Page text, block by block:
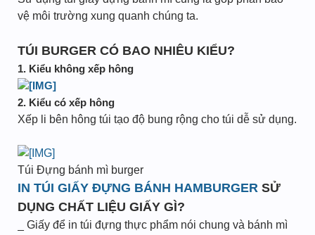
vệ môi trường xung quanh chúng ta.
TÚI BURGER CÓ BAO NHIÊU KIỂU?
1. Kiểu không xếp hông
2. Kiểu có xếp hông
Xếp li bên hông túi tạo độ bung rộng cho túi dễ sử dụng.
Túi Đựng bánh mì burger
IN TÚI GIẤY ĐỰNG BÁNH HAMBURGER SỬ
DỤNG CHẤT LIỆU GIẤY GÌ?
_ Giấy để in túi đựng thực phẩm nói chung và bánh mì